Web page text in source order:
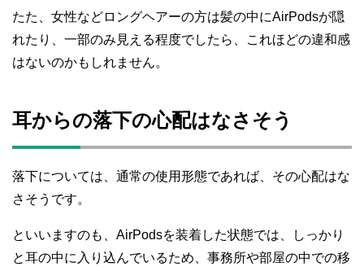
たた、女性などロングヘアーの方は髪の中にAirPodsが隠
れたり、一部のみ見える程度でしたら、これほどの違和感
はないのかもしれません。
耳からの落下の心配はなさそう
落下については、通常の使用形態であれば、その心配はな
さそうです。
といいますのも、AirPodsを装着した状態では、しっかり
と耳の中に入り込んでいるため、事務所や部屋の中での移